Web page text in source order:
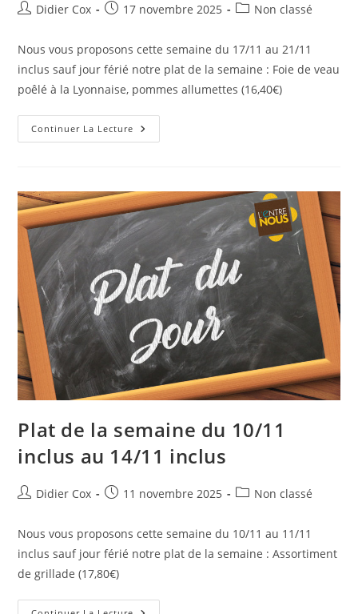
Didier Cox 17 novembre 2025 Non classé
Nous vous proposons cette semaine du 17/11 au 21/11
inclus sauf jour férié notre plat de la semaine : Foie de veau
poêlé à la Lyonnaise, pommes allumettes (16,40€)
Continuer La Lecture
Plat de la semaine du 10/11
inclus au 14/11 inclus
Didier Cox 11 novembre 2025 Non classé
Nous vous proposons cette semaine du 10/11 au 11/11
inclus sauf jour férié notre plat de la semaine : Assortiment
de grillade (17,80€)